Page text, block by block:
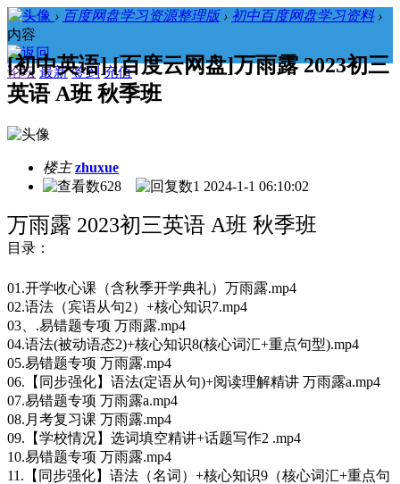
› 百度网盘学习资源整理版 › 初中百度网盘学习资料 ›
内容
论坛 最新 签到 充值
[初中英语] [百度云网盘]万雨露 2023初三
英语 A班 秋季班
楼主 zhuxue
628
1 2024-1-1 06:10:02
万雨露 2023初三英语 A班 秋季班
目录：
01.开学收心课（含秋季开学典礼）万雨露.mp4
02.语法（宾语从句2）+核心知识7.mp4
03、.易错题专项 万雨露.mp4
04.语法(被动语态2)+核心知识8(核心词汇+重点句型).mp4
05.易错题专项 万雨露.mp4
06.【同步强化】语法(定语从句)+阅读理解精讲 万雨露a.mp4
07.易错题专项 万雨露a.mp4
08.月考复习课 万雨露.mp4
09.【学校情况】选词填空精讲+话题写作2 .mp4
10.易错题专项 万雨露.mp4
11.【同步强化】语法（名词）+核心知识9（核心词汇+重点句